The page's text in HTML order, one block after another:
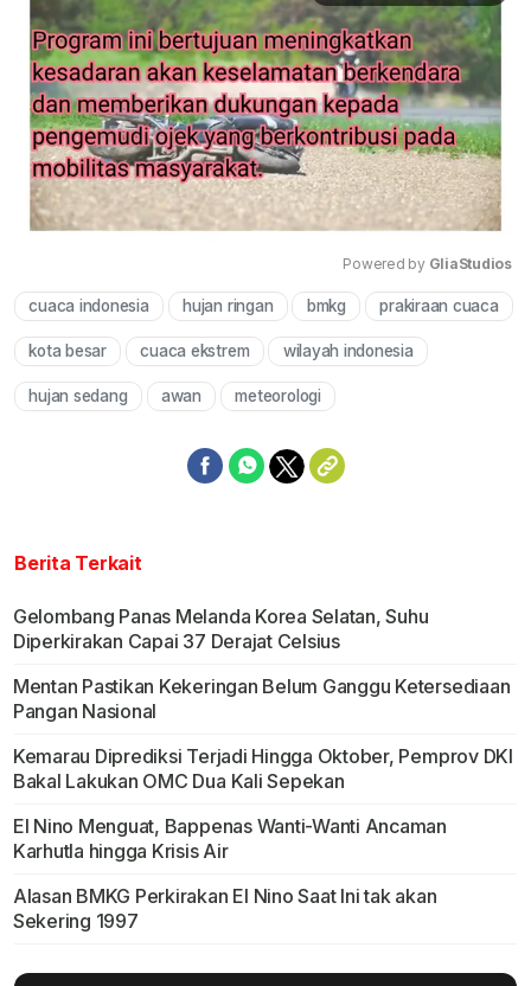
Mute
Powered by GliaStudios
cuaca indonesia hujan ringan bmkg prakiraan cuaca
kota besar cuaca ekstrem wilayah indonesia
hujan sedang awan meteorologi
Berita Terkait
Gelombang Panas Melanda Korea Selatan, Suhu
Diperkirakan Capai 37 Derajat Celsius
Mentan Pastikan Kekeringan Belum Ganggu Ketersediaan
Pangan Nasional
Kemarau Diprediksi Terjadi Hingga Oktober, Pemprov DKI
Bakal Lakukan OMC Dua Kali Sepekan
El Nino Menguat, Bappenas Wanti-Wanti Ancaman
Karhutla hingga Krisis Air
Alasan BMKG Perkirakan El Nino Saat Ini tak akan
Sekering 1997